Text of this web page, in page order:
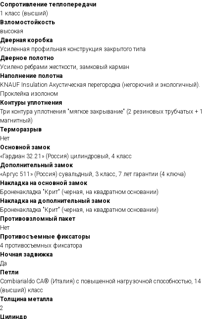
Сопротивление теплопередачи
1 класс (высший)
Взломостойкость
высокая
Дверная коробка
Усиленная профильная конструкция закрытого типа
Дверное полотно
Усилено ребрами жесткости, замковый карман
Наполнение полотна
KNAUF Insulation Акустическая перегородка (негорючий и экологичный).
Проклейка изолоном
Контуры уплотнения
Три контура уплотнения "мягкое закрывание" (2 резиновых трубчатых + 1
магнитный)
Терморазрыв
Нет
Основной замок
«Гардиан 32.21» (Россия) цилиндровый, 4 класс
Дополнительный замок
«Аргус 511» (Россия) сувальдный, 3 класс, 7 лет гарантии (4 ключа)
Накладка на основной замок
Броненакладка "Крит" (черная, на квадратном основании)
Накладка на дополнительный замок
Броненакладка "Крит" (черная, на квадратном основании)
Противовзломный пакет
Нет
Противосъемные фиксаторы
4 противосъемных фиксатора
Ночная задвижка
Да
Петли
Сombiarialdo СА® (Италия) с повышенной нагрузочной способностью, 14
(высший) класс
Толщина металла
2
Цилиндр